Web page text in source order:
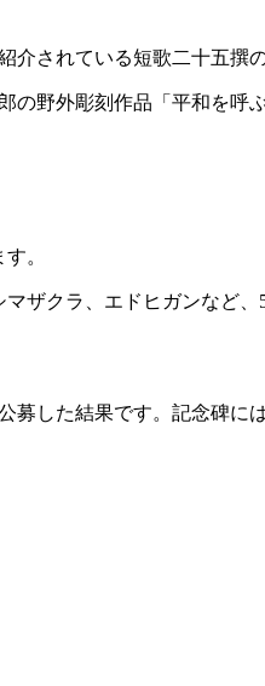
れている短歌二十五撰の
野外彫刻作品「平和を
。
ザクラ、エドヒガンなど
した結果です。記念碑